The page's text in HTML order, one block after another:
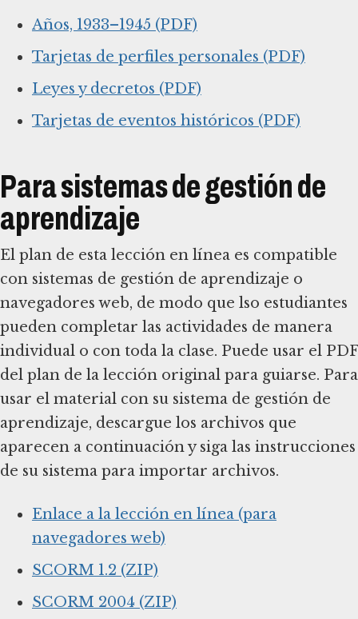
Años, 1933–1945 (PDF)
Tarjetas de perfiles personales (PDF)
Leyes y decretos (PDF)
Tarjetas de eventos históricos (PDF)
Para sistemas de gestión de
aprendizaje
El plan de esta lección en línea es compatible
con sistemas de gestión de aprendizaje o
navegadores web, de modo que lso estudiantes
pueden completar las actividades de manera
individual o con toda la clase. Puede usar el PDF
del plan de la lección original para guiarse. Para
usar el material con su sistema de gestión de
aprendizaje, descargue los archivos que
aparecen a continuación y siga las instrucciones
de su sistema para importar archivos.
Enlace a la lección en línea (para
navegadores web)
SCORM 1.2 (ZIP)
SCORM 2004 (ZIP)